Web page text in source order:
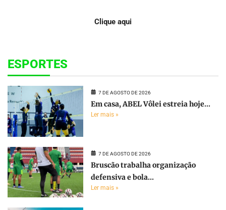
Clique aqui
ESPORTES
7 DE AGOSTO DE 2026
Em casa, ABEL Vôlei estreia hoje...
Ler mais »
7 DE AGOSTO DE 2026
Bruscão trabalha organização
defensiva e bola...
Ler mais »